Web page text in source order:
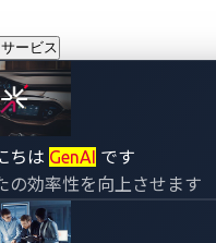
ービス
ちは GenAI です
の効率性を向上させます
第1日